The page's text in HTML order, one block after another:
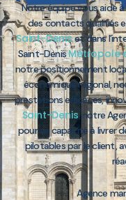
Notre équipe vous aide
des contacts qualifiés
Saint-Deniset dans
Saint-DenisMétropole
notre positionnement
économique régional,
prestations efficaces,
Saint-Denis, notre
pour sa capacité à livrer
pilotables par le client,
Agence